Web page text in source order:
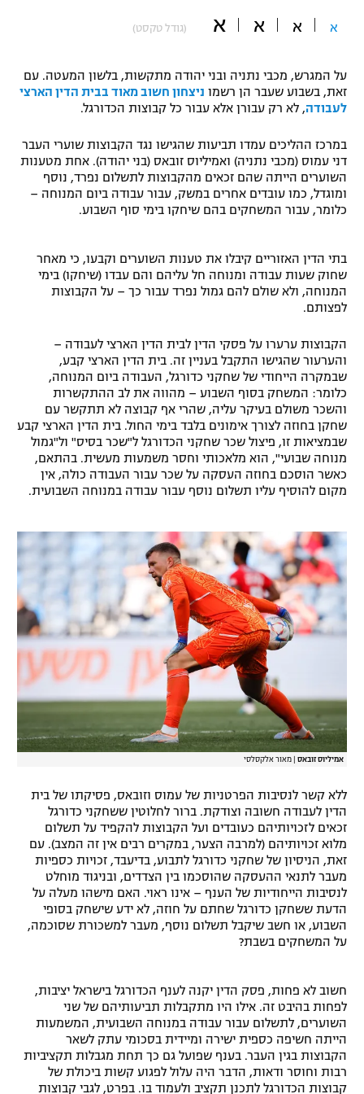
"מחצית בשכונה" – פודקאסט
משתתפים וזוכים בפרסים
תקנון עבור פעילות אלקטרה
תקנון עבור פעילות ספורט 1 – "מרלן"
גיימינג E-Sports
מדיניות פרטיות
תקנון פעילות ספורט 1
רשיון להקרנה פומבית לבית עסק
הצטרפות לחבילת הערוצים
לוח דרושים – ג'ובנט
המגזין
אופניים
ספורט מוטורי
כדורמים
פוטבול אמריקאי NFL
בייסבול MLB
אומנויות לחימה
גיימינג E-Sports
א א א א (גודל טקסט)
על המגרש, מכבי נתניה ובני יהודה מתקשות, בלשון המעטה. עם
זאת, בשבוע שעבר הן רשמו ניצחון חשוב מאוד בבית הדין הארצי
לעבודה, לא רק עבורן אלא עבור כל קבוצות הכדורגל.
במרכז ההליכים עמדו תביעות שהגישו נגד הקבוצות שוערי העבר
דני עמוס (מכבי נתניה) ואמיליוס זובאס (בני יהודה). אחת מטענות
השוערים הייתה שהם זכאים מהקבוצות לתשלום נפרד, נוסף
ומוגדל, כמו עובדים אחרים במשק, עבור עבודה ביום המנוחה –
כלומר, עבור המשחקים בהם שיחקו בימי סוף השבוע.
בתי הדין האזוריים קיבלו את טענות השוערים וקבעו, כי מאחר
שחוק שעות עבודה ומנוחה חל עליהם והם עבדו (שיחקו) בימי
המנוחה, ולא שולם להם גמול נפרד עבור כך – על הקבוצות
לפצותם.
הקבוצות ערערו על פסקי הדין לבית הדין הארצי לעבודה –
והערעור שהגישו התקבל בעניין זה. בית הדין הארצי קבע,
שבמקרה הייחודי של שחקני כדורגל, העבודה ביום המנוחה,
כלומר: המשחק בסוף השבוע – מהווה את לב ההתקשרות
והשכר משולם בעיקר עליה, שהרי אף קבוצה לא תתקשר עם
שחקן בחוזה לצורך אימונים בלבד בימי החול. בית הדין הארצי קבע
שבמציאות זו, פיצול שכר שחקני הכדורגל ל"שכר בסיס" ול"גמול
מנוחה שבועי", הוא מלאכותי וחסר משמעות מעשית. בהתאם,
כאשר הוסכם בחוזה העסקה על שכר עבור העבודה כולה, אין
מקום להוסיף עליו תשלום נוסף עבור עבודה במנוחה השבועית.
אמיליוס זובאס מאור אלקסלסי
ללא קשר לנסיבות הפרטניות של עמוס וזובאס, פסיקתו של בית
הדין לעבודה חשובה וצודקת. ברור לחלוטין ששחקני כדורגל
זכאים לזכויותיהם כעובדים ועל הקבוצות להקפיד על תשלום
מלוא זכויותיהם (למרבה הצער, במקרים רבים אין זה המצב). עם
זאת, הניסיון של שחקני כדורגל לתבוע, בדיעבד, זכויות כספיות
מעבר לתנאי ההעסקה שהוסכמו בין הצדדים, ובניגוד מוחלט
לנסיבות הייחודיות של הענף – אינו ראוי. האם מישהו מעלה על
הדעת ששחקן כדורגל שחתם על חוזה, לא ידע שישחק בסופי
השבוע, או חשב שיקבל תשלום נוסף, מעבר למשכורת שסוכמה,
על המשחקים בשבת?
חשוב לא פחות, פסק הדין יקנה לענף הכדורגל בישראל יציבות,
לפחות בהיבט זה. אילו היו מתקבלות תביעותיהם של שני
השוערים, לתשלום עבור עבודה במנוחה השבועית, המשמעות
הייתה חשיפה כספית ישירה ומיידית בסכומי עתק לשאר
הקבוצות בגין העבר. בענף שפועל גם כך תחת מגבלות תקציביות
רבות וחוסר ודאות, הדבר היה עלול לפגוע קשות ביכולת של
קבוצות הכדורגל לתכנן תקציב ולעמוד בו. בפרט, לגבי קבוצות